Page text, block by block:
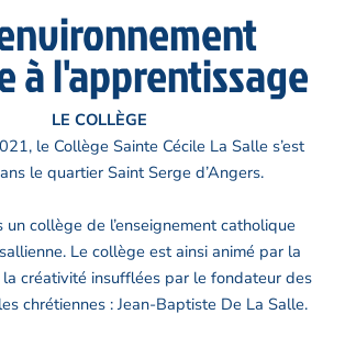
à l'apprentissage
LE COLLÈGE
le Collège Sainte Cécile La Salle s’est
le quartier Saint Serge d’Angers.
un collège de l’enseignement catholique
Le collège est ainsi animé par la
créativité insufflées par le fondateur des
chrétiennes : Jean-Baptiste De La Salle.